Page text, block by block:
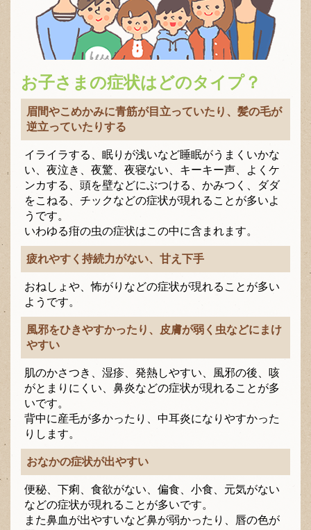
お子さまの症状はどのタイプ？
眉間やこめかみに青筋が目立っていたり、髪の毛が
逆立っていたりする
イライラする、眠りが浅いなど睡眠がうまくいかな
い、夜泣き、夜驚、夜寝ない、キーキー声、よくケ
ンカする、頭を壁などにぶつける、かみつく、ダダ
をこねる、チックなどの症状が現れることが多いよ
うです。
いわゆる疳の虫の症状はこの中に含まれます。
疲れやすく持続力がない、甘え下手
おねしょや、怖がりなどの症状が現れることが多い
ようです。
風邪をひきやすかったり、皮膚が弱く虫などにまけ
やすい
肌のかさつき、湿疹、発熱しやすい、風邪の後、咳
がとまりにくい、鼻炎などの症状が現れることが多
いです。
背中に産毛が多かったり、中耳炎になりやすかった
りします。
おなかの症状が出やすい
便秘、下痢、食欲がない、偏食、小食、元気がない
などの症状が現れることが多いです。
また鼻血が出やすいなど鼻が弱かったり、唇の色が